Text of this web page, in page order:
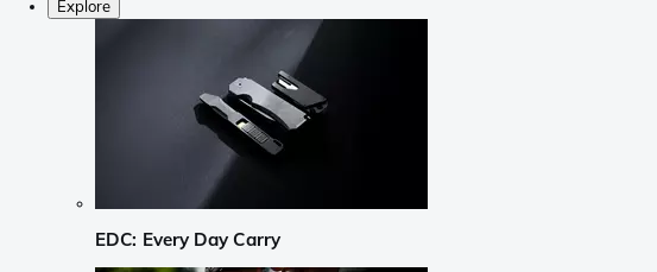
Explore
EDC: Every Day Carry